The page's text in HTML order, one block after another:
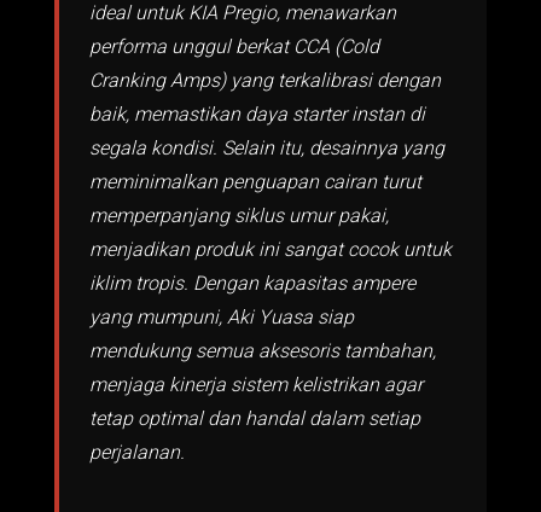
ideal untuk KIA Pregio, menawarkan
performa unggul berkat CCA (Cold
Cranking Amps) yang terkalibrasi dengan
baik, memastikan daya starter instan di
segala kondisi. Selain itu, desainnya yang
meminimalkan penguapan cairan turut
memperpanjang siklus umur pakai,
menjadikan produk ini sangat cocok untuk
iklim tropis. Dengan kapasitas ampere
yang mumpuni, Aki Yuasa siap
mendukung semua aksesoris tambahan,
menjaga kinerja sistem kelistrikan agar
tetap optimal dan handal dalam setiap
perjalanan.